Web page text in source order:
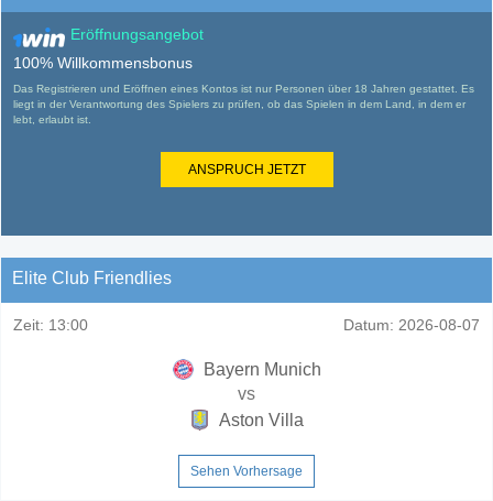
Eröffnungsangebot
100% Willkommensbonus
Das Registrieren und Eröffnen eines Kontos ist nur Personen über 18 Jahren gestattet. Es
liegt in der Verantwortung des Spielers zu prüfen, ob das Spielen in dem Land, in dem er
lebt, erlaubt ist.
ANSPRUCH JETZT
Elite Club Friendlies
Zeit: 13:00 Datum: 2026-08-07
Bayern Munich
vs
Aston Villa
Sehen Vorhersage